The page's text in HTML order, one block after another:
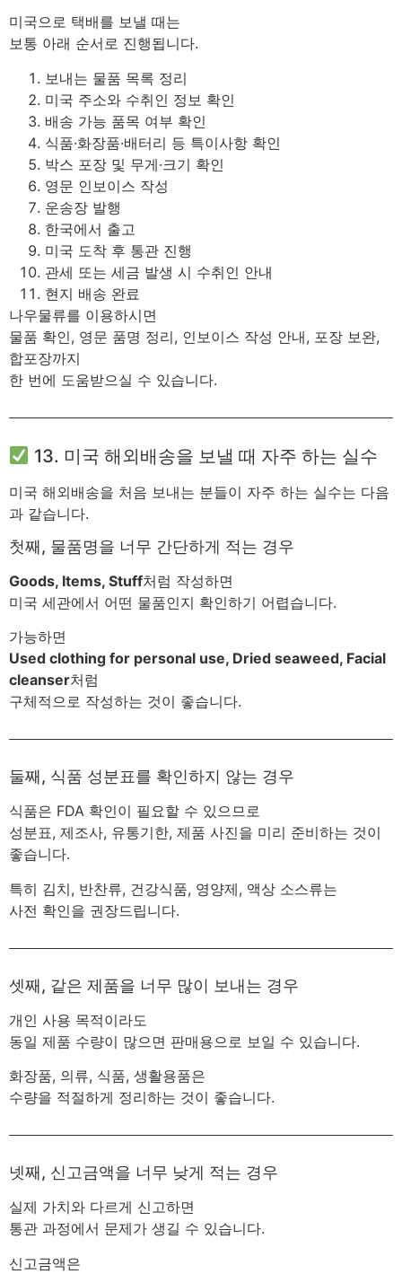
미국으로 택배를 보낼 때는
보통 아래 순서로 진행됩니다.
보내는 물품 목록 정리
미국 주소와 수취인 정보 확인
배송 가능 품목 여부 확인
식품·화장품·배터리 등 특이사항 확인
박스 포장 및 무게·크기 확인
영문 인보이스 작성
운송장 발행
한국에서 출고
미국 도착 후 통관 진행
관세 또는 세금 발생 시 수취인 안내
현지 배송 완료
나우물류를 이용하시면
물품 확인, 영문 품명 정리, 인보이스 작성 안내, 포장 보완,
합포장까지
한 번에 도움받으실 수 있습니다.
13. 미국 해외배송을 보낼 때 자주 하는 실수
미국 해외배송을 처음 보내는 분들이 자주 하는 실수는 다음
과 같습니다.
첫째, 물품명을 너무 간단하게 적는 경우
Goods, Items, Stuff처럼 작성하면
미국 세관에서 어떤 물품인지 확인하기 어렵습니다.
가능하면
Used clothing for personal use, Dried seaweed, Facial
cleanser처럼
구체적으로 작성하는 것이 좋습니다.
둘째, 식품 성분표를 확인하지 않는 경우
식품은 FDA 확인이 필요할 수 있으므로
성분표, 제조사, 유통기한, 제품 사진을 미리 준비하는 것이
좋습니다.
특히 김치, 반찬류, 건강식품, 영양제, 액상 소스류는
사전 확인을 권장드립니다.
셋째, 같은 제품을 너무 많이 보내는 경우
개인 사용 목적이라도
동일 제품 수량이 많으면 판매용으로 보일 수 있습니다.
화장품, 의류, 식품, 생활용품은
수량을 적절하게 정리하는 것이 좋습니다.
넷째, 신고금액을 너무 낮게 적는 경우
실제 가치와 다르게 신고하면
통관 과정에서 문제가 생길 수 있습니다.
신고금액은